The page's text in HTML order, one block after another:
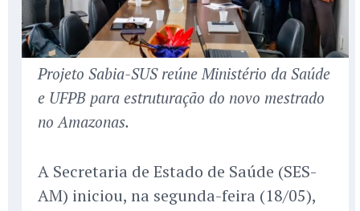
Projeto Sabia-SUS reúne Ministério da Saúde
e UFPB para estruturação do novo mestrado
no Amazonas.
A Secretaria de Estado de Saúde (SES-
AM) iniciou, na segunda-feira (18/05),